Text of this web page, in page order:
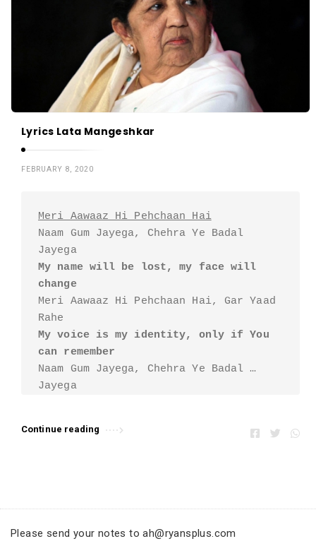
Lyrics Lata Mangeshkar
FEBRUARY 8, 2020
Meri Aawaaz Hi Pehchaan Hai
Naam Gum Jayega, Chehra Ye Badal
Jayega
My name will be lost, my face will
change
Meri Aawaaz Hi Pehchaan Hai, Gar Yaad
My voice is my identity, only if You
can remember
Naam Gum Jayega, Chehra Ye Badal
Jayega
Meri Aawaaz Hi Pehchaan Hai, Gar Yaad
The atrocities done by time are also
Continue reading
Please send your notes to ah@ryansplus.com